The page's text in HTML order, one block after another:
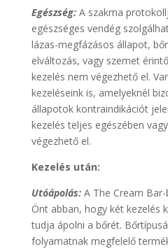
Egészség:A szakma
egészséges vendég
lázas-megfázásos állapot,
elváltozás, vagy szemet
kezelés nem végezhető el.
kezeléseink is, amelyeknél
állapotok kontraindikációt
kezelés teljes egészében
végezhető el.
Kezelés után:
Utóápolás:A The Cream
Önt abban, hogy két kezelés
tudja ápolni a bőrét.
folyamatnak megfelelő